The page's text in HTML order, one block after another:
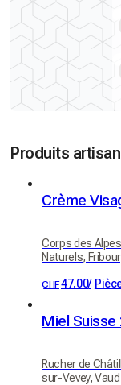
Produits
Corps des
Naturels,
CHF47.00/
Miel Suisse
Rucher de
sur-Vevey, Vaud